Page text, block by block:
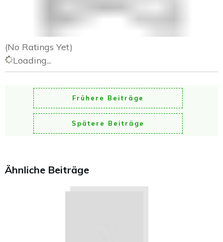
(No Ratings Yet)
Loading...
Frühere Beiträge
Spätere Beiträge
Ähnliche Beiträge